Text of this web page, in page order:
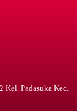
Padasuka Kec.